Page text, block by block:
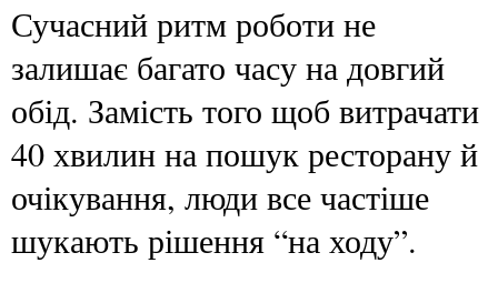
Сучасний ритм роботи не
залишає багато часу на довгий
обід. Замість того щоб витрачати
40 хвилин на пошук ресторану й
очікування, люди все частіше
шукають рішення “на ходу”.